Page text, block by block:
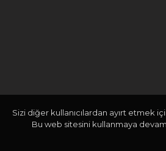
Sizi diğer kullanıcılardan ayırt etmek
Bu web sitesini kullanmaya